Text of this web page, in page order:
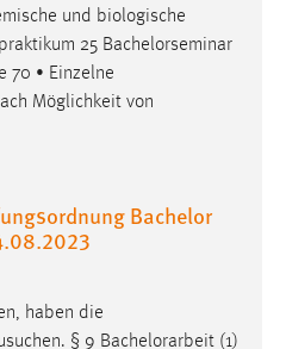
und biologische
25 Bachelorseminar
70 • Einzelne
Möglichkeit von
Bachelor
haben die
§ 9 Bachelorarbeit (1)